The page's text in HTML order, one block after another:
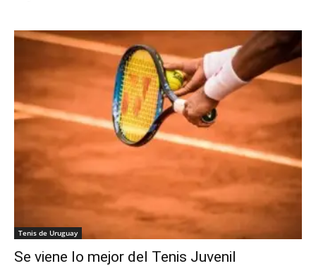
Tenis de Uruguay
Se viene lo mejor del Tenis Juvenil